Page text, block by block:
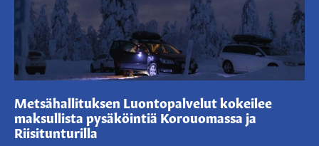
Metsähallituksen Luontopalvelut kokeilee
maksullista pysäköintiä Korouomassa ja
Riisitunturilla